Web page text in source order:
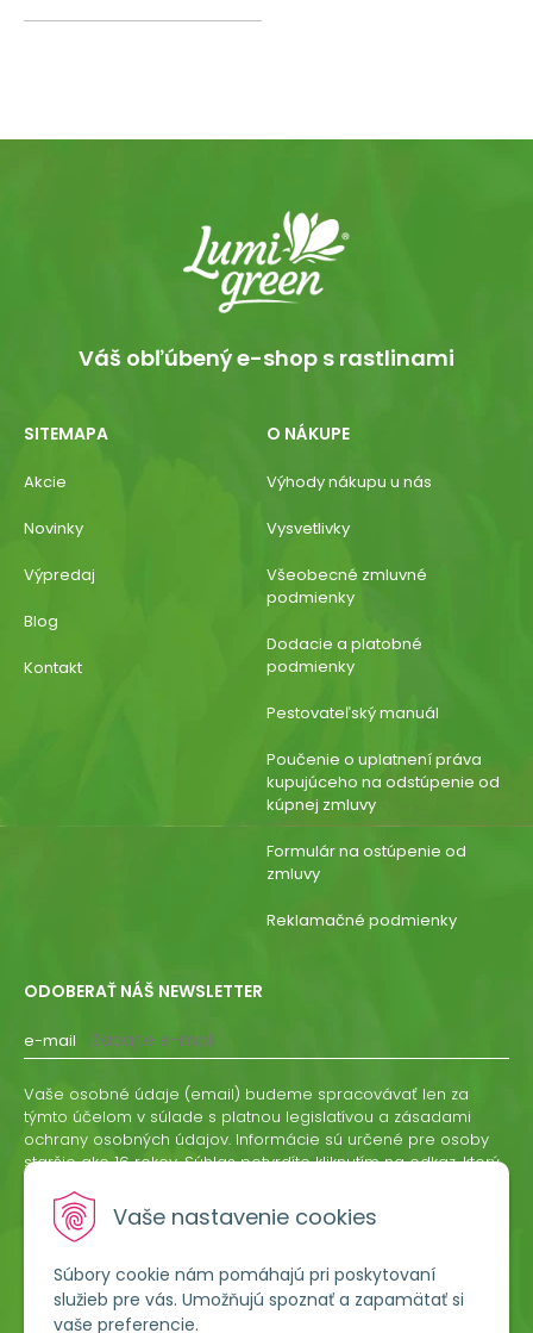
Vaše nastavenie cookies
Súbory cookie nám pomáhajú pri poskytovaní
služieb pre vás. Umožňujú spoznať a zapamätať si
vaše preferencie.
Váš obľúbený e-shop s rastlinami
SITEMAPA
Akcie
Novinky
Výpredaj
Blog
Kontakt
O NÁKUPE
Výhody nákupu u nás
Vysvetlivky
Všeobecné zmluvné
podmienky
Dodacie a platobné
podmienky
Pestovateľský manuál
Poučenie o uplatnení práva
kupujúceho na odstúpenie od
kúpnej zmluvy
Formulár na ostúpenie od
zmluvy
Reklamačné podmienky
ODOBERAŤ NÁŠ NEWSLETTER
e-mail
ODOBERAŤ
Vaše osobné údaje (email) budeme spracovávať len za
týmto účelom v súlade s platnou legislatívou a zásadami
ochrany osobných údajov. Informácie sú určené pre osoby
staršie ako 16 rokov. Súhlas potvrdíte kliknutím na odkaz, ktorý
odvolať písomne, emailom alebo kliknutím na odkaz z
ktoréhokoľvek informačného emailu.